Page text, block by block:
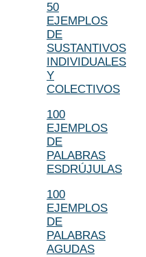
50
EJEMPLOS
DE
SUSTANTIVOS
INDIVIDUALES
Y
COLECTIVOS
100
EJEMPLOS
DE
PALABRAS
ESDRÚJULAS
100
EJEMPLOS
DE
PALABRAS
AGUDAS